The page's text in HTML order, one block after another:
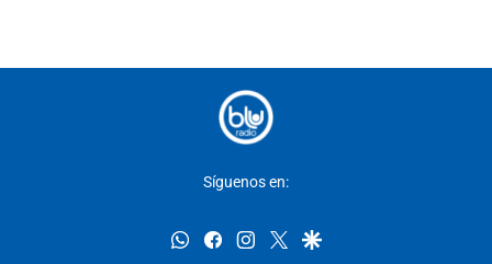
Síguenos en:
whatsappfacebookinstagram
twittergoogle